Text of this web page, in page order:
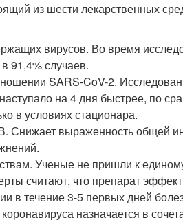
из шести лекарственных
вирусов. Во время
91,4% случаев.
SARS-CoV-2.
на 4 дня быстрее, по
в условиях стационара.
Снижает выраженность общей
Ученые не пришли к
считают, что препарат
в течение 3-5 первых дней
назначается в